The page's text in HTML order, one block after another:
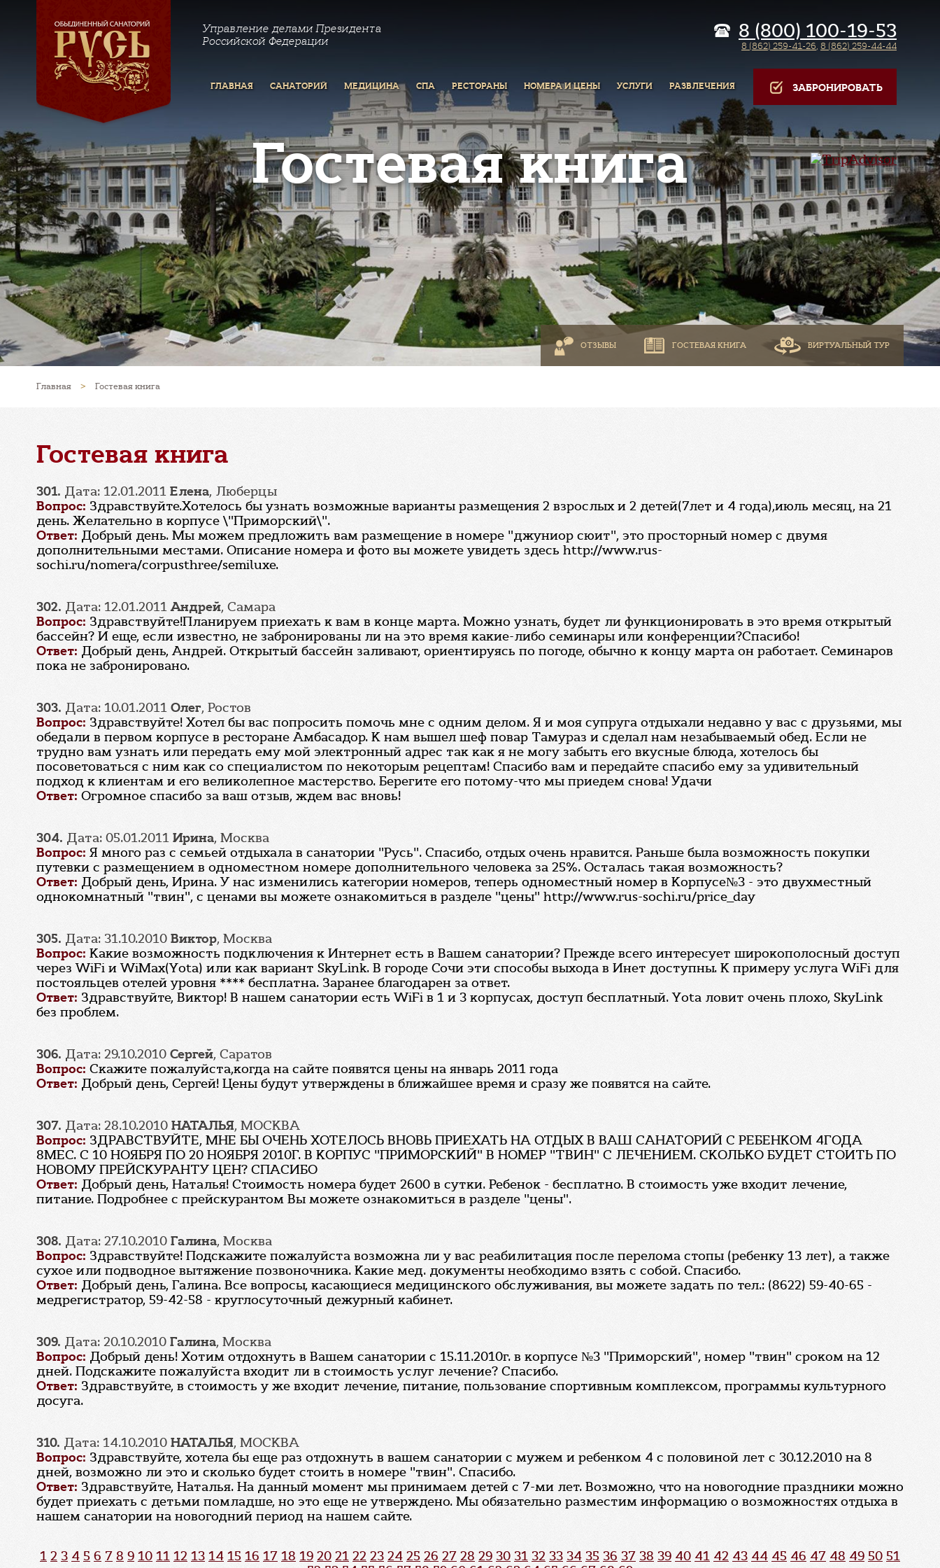
Управление делами Президента
Российской Федерации
8 (800) 100-19-53
8 (862) 259-41-26, 8 (862) 259-44-44
ГЛАВНАЯ САНАТОРИЙ МЕДИЦИНА СПА РЕСТОРАНЫ НОМЕРА И ЦЕНЫ УСЛУГИ РАЗВЛЕЧЕНИЯ ЗАБРОНИРОВАТЬ
Гостевая книга
ОТЗЫВЫ ГОСТЕВАЯ КНИГА ВИРТУАЛЬНЫЙ ТУР
Главная > Гостевая книга
Гостевая книга
301. Дата: 12.01.2011 Елена, Люберцы
Вопрос: Здравствуйте.Хотелось бы узнать возможные варианты размещения 2 взрослых и 2 детей(7лет и 4 года),июль месяц, на 21
день. Желательно в корпусе \"Приморский\".
Ответ: Добрый день. Мы можем предложить вам размещение в номере "джуниор сюит", это просторный номер с двумя
дополнительными местами. Описание номера и фото вы можете увидеть здесь http://www.rus-
sochi.ru/nomera/corpusthree/semiluxe.
302. Дата: 12.01.2011Андрей, Самара
Вопрос: Здравствуйте!Планируем приехать к вам в конце марта. Можно узнать, будет ли функционировать в это время открытый
бассейн? И еще, если известно, не забронированы ли на это время какие-либо семинары или конференции?Спасибо!
Ответ: Добрый день, Андрей. Открытый бассейн заливают, ориентируясь по погоде, обычно к концу марта он работает. Семинаров
пока не забронировано.
303. Дата: 10.01.2011 Олег, Ростов
Вопрос: Здравствуйте! Хотел бы вас попросить помочь мне с одним делом. Я и моя супруга отдыхали недавно у вас с друзьями, мы
обедали в первом корпусе в ресторане Амбасадор. К нам вышел шеф повар Тамураз и сделал нам незабываемый обед. Если не
трудно вам узнать или передать ему мой электронный адрес так как я не могу забыть его вкусные блюда, хотелось бы
посоветоваться с ним как со специалистом по некоторым рецептам! Спасибо вам и передайте спасибо ему за удивительный
подход к клиентам и его великолепное мастерство. Берегите его потому-что мы приедем снова! Удачи
Ответ: Огромное спасибо за ваш отзыв, ждем вас вновь!
304. Дата: 05.01.2011 Ирина, Москва
Вопрос: Я много раз с семьей отдыхала в санатории "Русь". Спасибо, отдых очень нравится. Раньше была возможность покупки
путевки с размещением в одноместном номере дополнительного человека за 25%. Осталась такая возможность?
Ответ: Добрый день, Ирина. У нас изменились категории номеров, теперь одноместный номер в Корпусе№3 - это двухместный
однокомнатный "твин", с ценами вы можете ознакомиться в разделе "цены" http://www.rus-sochi.ru/price_day
305. Дата: 31.10.2010 Виктор, Москва
Вопрос: Какие возможность подключения к Интернет есть в Вашем санатории? Прежде всего интересует широкополосный доступ
через WiFi и WiMax(Yota) или как вариант SkyLink. В городе Сочи эти способы выхода в Инет доступны. К примеру услуга WiFi для
постояльцев отелей уровня **** бесплатна. Заранее благодарен за ответ.
Ответ: Здравствуйте, Виктор! В нашем санатории есть WiFi в 1 и 3 корпусах, доступ бесплатный. Yota ловит очень плохо, SkyLink
без проблем.
306. Дата: 29.10.2010 Сергей, Саратов
Вопрос: Скажите пожалуйста,когда на сайте появятся цены на январь 2011 года
Ответ: Добрый день, Сергей! Цены будут утверждены в ближайшее время и сразу же появятся на сайте.
307. Дата: 28.10.2010 НАТАЛЬЯ, МОСКВА
Вопрос: ЗДРАВСТВУЙТЕ, МНЕ БЫ ОЧЕНЬ ХОТЕЛОСЬ ВНОВЬ ПРИЕХАТЬ НА ОТДЫХ В ВАШ САНАТОРИЙ С РЕБЕНКОМ 4ГОДА
8МЕС. С 10 НОЯБРЯ ПО 20 НОЯБРЯ 2010Г. В КОРПУС "ПРИМОРСКИЙ" В НОМЕР "ТВИН" С ЛЕЧЕНИЕМ. СКОЛЬКО БУДЕТ СТОИТЬ ПО
НОВОМУ ПРЕЙСКУРАНТУ ЦЕН? СПАСИБО
Ответ: Добрый день, Наталья! Стоимость номера будет 2600 в сутки. Ребенок - бесплатно. В стоимость уже входит лечение,
питание. Подробнее с прейскурантом Вы можете ознакомиться в разделе "цены".
308. Дата: 27.10.2010 Галина, Москва
Вопрос: Здравствуйте! Подскажите пожалуйста возможна ли у вас реабилитация после перелома стопы (ребенку 13 лет), а также
сухое или подводное вытяжение позвоночника. Какие мед. документы необходимо взять с собой. Спасибо.
Ответ: Добрый день, Галина. Все вопросы, касающиеся медицинского обслуживания, вы можете задать по тел.: (8622) 59-40-65 -
медрегистратор, 59-42-58 - круглосуточный дежурный кабинет.
309. Дата: 20.10.2010 Галина, Москва
Вопрос: Добрый день! Хотим отдохнуть в Вашем санатории с 15.11.2010г. в корпусе №3 "Приморский", номер "твин" сроком на 12
дней. Подскажите пожалуйста входит ли в стоимость услуг лечение? Спасибо.
Ответ: Здравствуйте, в стоимость у же входит лечение, питание, пользование спортивным комплексом, программы культурного
досуга.
310. Дата: 14.10.2010 НАТАЛЬЯ, МОСКВА
Вопрос: Здравствуйте, хотела бы еще раз отдохнуть в вашем санатории с мужем и ребенком 4 с половиной лет с 30.12.2010 на 8
дней, возможно ли это и сколько будет стоить в номере "твин". Спасибо.
Ответ: Здравствуйте, Наталья. На данный момент мы принимаем детей с 7-ми лет. Возможно, что на новогодние праздники можно
будет приехать с детьми помладше, но это еще не утверждено. Мы обязательно разместим информацию о возможностях отдыха в
нашем санатории на новогодний период на нашем сайте.
1 2 3 4 5 6 7 8 9 10 11 12 13 14 15 16 17 18 19 20 21 22 23 24 25 26 27 28 29 30 31 32 33 34 35 36 37 38 39 40 41 42 43 44 45 46 47 48 49 50 51